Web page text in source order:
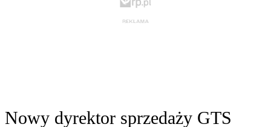
Nowy dyrektor sprzedaży GTS